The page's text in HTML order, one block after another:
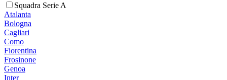
Squadra Serie A
Atalanta
Bologna
Cagliari
Como
Fiorentina
Frosinone
Genoa
Inter